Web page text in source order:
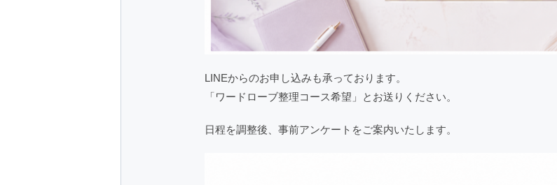
LINEからのお申し込みも承っております。
「ワードローブ整理コース希望」とお送りください。
日程を調整後、事前アンケートをご案内いたします。